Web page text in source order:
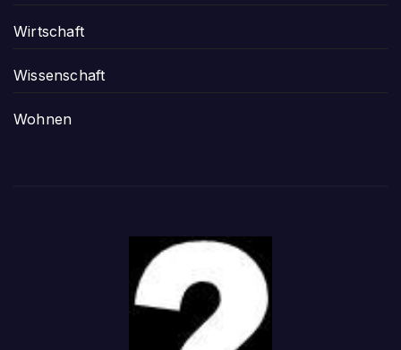
Wirtschaft
Wissenschaft
Wohnen